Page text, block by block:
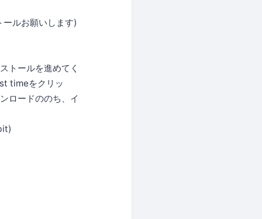
ルお願いします)
ールを進めてく
timeをクリッ
ロードののち、イ